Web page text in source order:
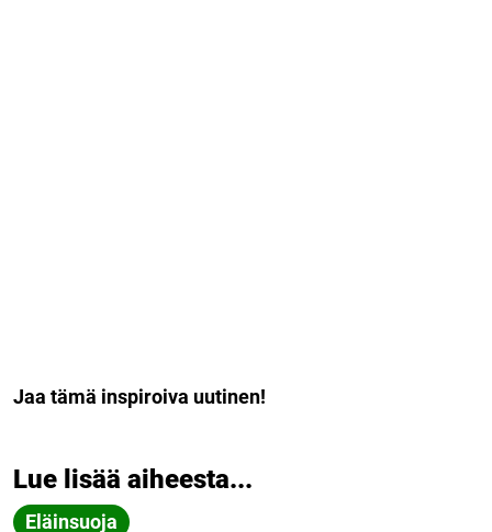
Jaa tämä inspiroiva uutinen!
Lue lisää aiheesta...
Eläinsuoja